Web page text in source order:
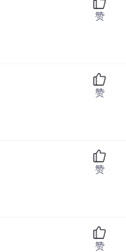
赞
赞
赞
赞